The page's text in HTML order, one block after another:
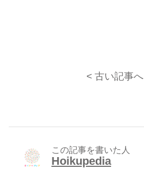
< 古い記事へ
この記事を書いた人
Hoikupedia